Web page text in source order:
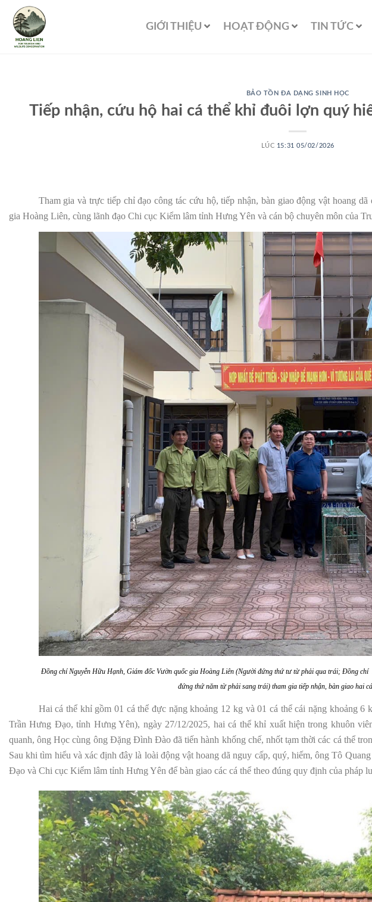
GIỚI THIỆU HOẠT ĐỘNG TIN TỨC
BẢO TỒN ĐA DẠNG SINH HỌC
Tiếp nhận, cứu hộ hai cá thể khỉ đuôi lợn quý
LÚC 15:31 05/02/2026
Tham gia và trực tiếp chỉ đạo công tác cứu hộ, tiếp nhận, bàn giao động vật hoang
gia Hoàng Liên, cùng lãnh đạo Chi cục Kiểm lâm tỉnh Hưng Yên và cán bộ chuyên môn của
Đồng chí Nguyễn Hữu Hạnh, Giám đốc Vườn quốc gia Hoàng Liên (Người đứng thứ tư từ phải qua trái; Đồng chí
đứng thứ năm từ phải sang trái) tham gia tiếp nhận, bàn giao hai
Hai cá thể khỉ gồm 01 cá thể đực nặng khoảng 12 kg và 01 cá thể cái nặng khoảng
Trần Hưng Đạo, tỉnh Hưng Yên), ngày 27/12/2025, hai cá thể khỉ xuất hiện trong khuôn
quanh, ông Học cùng ông Đặng Đình Đào đã tiến hành khống chế, nhốt tạm thời các cá thể
Sau khi tìm hiểu và xác định đây là loài động vật hoang dã nguy cấp, quý, hiếm, ông Tô
Đạo và Chi cục Kiểm lâm tỉnh Hưng Yên để bàn giao các cá thể theo đúng quy định của pháp